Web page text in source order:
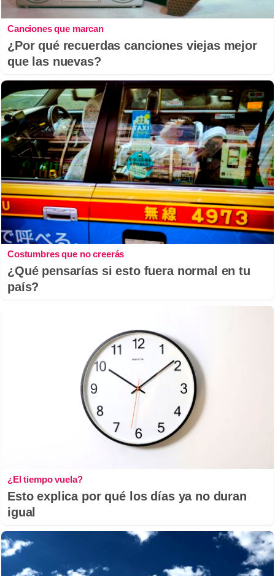
Canciones que marcan
¿Por qué recuerdas canciones viejas mejor
que las nuevas?
Costumbres que no creerás
¿Qué pensarías si esto fuera normal en tu
país?
¿El tiempo vuela?
Esto explica por qué los días ya no duran
igual